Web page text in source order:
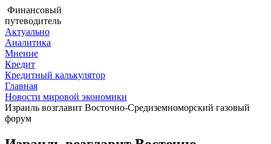
Финансовый
путеводитель
Актуально
Аналитика
Мнение
Кредит
Кредитный калькулятор
Главная
Новости мировой экономики
Израиль возглавит Восточно-Средиземноморский газовый
форум